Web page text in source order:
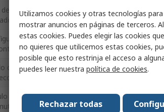
Interruptor selector
2 NA
de
IP
IP67, IP69K, IP69
de
45 °
Utilizamos cookies y otras tecnologías
mostrar anuncios en páginas de terceros.
estas cookies. Puedes elegir las cookies
no quieres que utilicemos estas cookies,
posible que esto restrinja el acceso a
puedes leer nuestra política de cookies.
Rechazar todas